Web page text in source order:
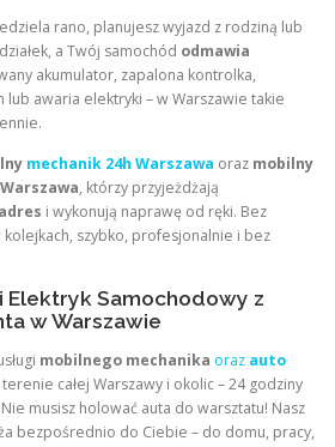
rano, planujesz wyjazd z rodziną lub
a Twój samochód odmawia
akumulator, zapalona kontrolka,
awaria elektryki – w Warszawie takie
mechanik 24h Warszawa oraz mobilny
, którzy przyjeżdżają
i wykonują naprawę od ręki. Bez
szybko, profesjonalnie i bez
Elektryk Samochodowy z
w Warszawie
mobilnego mechanika oraz auto
terenie całej Warszawy i okolic – 24 godziny
musisz holować auta do warsztatu! Nasz
bezpośrednio do Ciebie – do domu, pracy,